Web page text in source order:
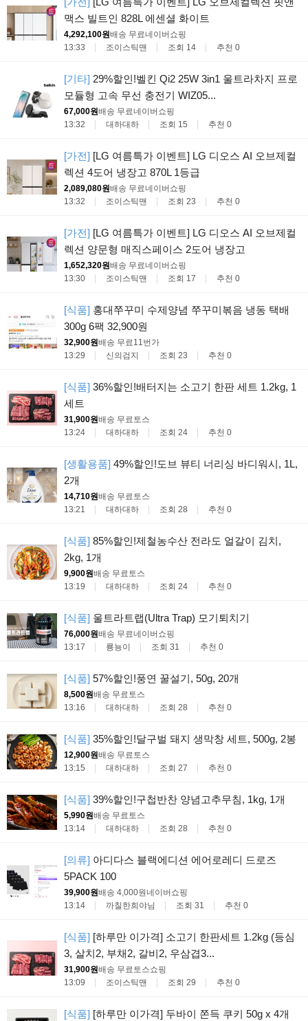
맥스 빌트인 828L 에센셜 화이트
4,292,100원배송 무료네이버쇼핑
13:33
조이스틱맨 조회 14 추천 0
[기타] 29%할인!벨킨 Qi2 25W 3in1 울트라차지 프로
모듈형 고속 무선 충전기 WIZ05...
67,000원배송 무료네이버쇼핑
13:32
대하대하 조회 15 추천 0
[가전] [LG 여름특가 이벤트] LG 디오스 AI 오브제컬
렉션 4도어 냉장고 870L 1등급
2,089,080원배송 무료네이버쇼핑
13:32
조이스틱맨 조회 23 추천 0
[가전] [LG 여름특가 이벤트] LG 디오스 AI 오브제컬
렉션 양문형 매직스페이스 2도어 냉장고
1,652,320원배송 무료네이버쇼핑
13:30
조이스틱맨 조회 17 추천 0
[식품] 홍대쭈꾸미 수제양념 쭈꾸미볶음 냉동 택배
300g 6팩 32,900원
32,900원배송 무료11번가
13:29
신의검지 조회 23 추천 0
[식품] 36%할인!배터지는 소고기 한판 세트 1.2kg, 1
세트
31,900원배송 무료토스
13:24
대하대하 조회 24 추천 0
[생활용품] 49%할인!도브 뷰티 너리싱 바디워시, 1L,
2개
14,710원배송 무료토스
13:21
대하대하 조회 28 추천 0
[식품] 85%할인!제철농수산 전라도 얼갈이 김치,
2kg, 1개
9,900원배송 무료토스
13:19
대하대하 조회 24 추천 0
[식품] 울트라트랩(Ultra Trap) 모기퇴치기
76,000원배송 무료네이버쇼핑
13:17
룡뇽이 조회 31 추천 0
[식품] 57%할인!풍연 꿀설기, 50g, 20개
8,500원배송 무료토스
13:16
대하대하 조회 28 추천 0
[식품] 35%할인!달구벌 돼지 생막창 세트, 500g, 2봉
12,900원배송 무료토스
13:15
대하대하 조회 27 추천 0
[식품] 39%할인!구첩반찬 양념고추무침, 1kg, 1개
5,990원배송 무료토스
13:14
대하대하 조회 28 추천 0
[의류] 아디다스 블랙에디션 에어로레디 드로즈
5PACK 100
39,900원배송 4,000원네이버쇼핑
13:14
까칠한희야님 조회 31 추천 0
[식품] [하루만 이가격] 소고기 한판세트 1.2kg (등심
3, 살치2, 부채2, 갈비2, 우삼겹3...
31,900원배송 무료토스쇼핑
13:09
조이스틱맨 조회 29 추천 0
[식품] [하루만 이가격] 두바이 쫀득 쿠키 50g x 4개